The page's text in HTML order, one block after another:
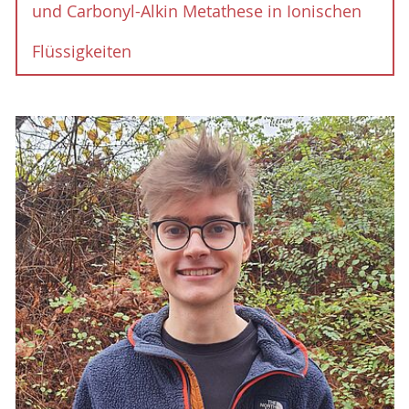
und Carbonyl-Alkin Metathese in Ionischen
Flüssigkeiten
Brønsted-Säure-Katalysierte
Carbonyl-Olefin und Carbonyl-
Alkin Metathese in Ionischen
Flüssigkeiten
Die Bildung von Kohlenstoff-Kohlenstoff-
Bindungen ist von fundamentaler Bedeutung auf
dem Gebiet der
Synthesechemie und sehr wertvoll für die
chemische Industrie, Materialwissenschaften
und die Produktion
biologisch aktiver Moleküle. Eine der
mächtigsten katalytischen Reaktionen zur C-C-